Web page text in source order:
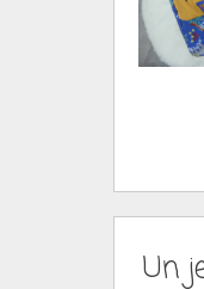
Un